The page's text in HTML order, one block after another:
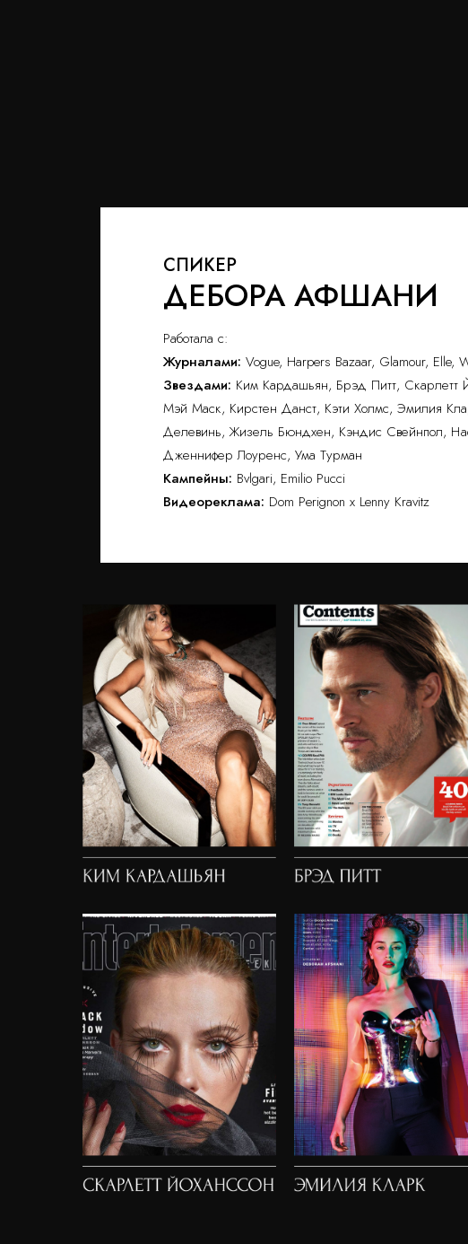
СПИКЕР
ДЕБОРА АФШАНИ
Работала с:
Журналами: Vogue, Harpers Bazaar, Glamour, Elle,
Звездами: Ким Кардашьян, Брэд Питт, Скарлетт
Мэй Маск, Кирстен Данст, Кэти Холмс, Эмилия
Делевинь, Жизель Бюндхен, Кэндис Свейнпол,
Дженнифер Лоуренс, Ума Турман
Кампейны: Bvlgari, Emilio Pucci
Видеореклама: Dom Perignon x Lenny Kravitz